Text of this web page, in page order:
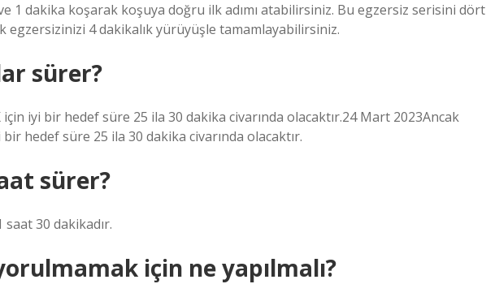
1 dakika koşarak koşuya doğru ilk adımı atabilirsiniz. Bu egzersiz serisini dört
egzersizinizi 4 dakikalık yürüyüşle tamamlayabilirsiniz.
sürer?
için iyi bir hedef süre 25 ila 30 dakika civarında olacaktır.24 Mart 2023Ancak
hedef süre 25 ila 30 dakika civarında olacaktır.
sürer?
saat 30 dakikadır.
için ne yapılmalı?